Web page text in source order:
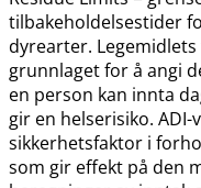
tilbakeholdelsestider
dyrearter.
grunnlaget for å angi
en person kan innta
gir en helserisiko.
sikkerhetsfaktor i
som gir effekt på den